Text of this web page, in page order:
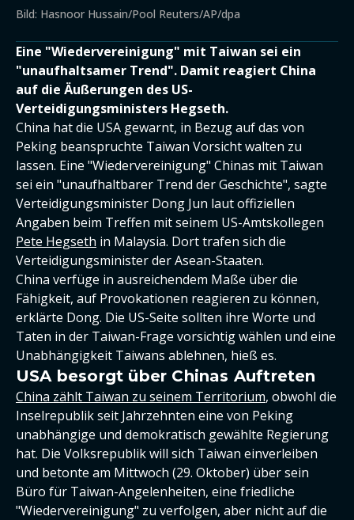
Bild: Hasnoor Hussain/Pool Reuters/AP/dpa
Eine "Wiedervereinigung" mit Taiwan sei ein
"unaufhaltsamer Trend". Damit reagiert China
auf die Äußerungen des US-
Verteidigungsministers Hegseth.
China hat die USA gewarnt, in Bezug auf das von
Peking beanspruchte Taiwan Vorsicht walten zu
lassen. Eine "Wiedervereinigung" Chinas mit Taiwan
sei ein "unaufhaltbarer Trend der Geschichte", sagte
Verteidigungsminister Dong Jun laut offiziellen
Angaben beim Treffen mit seinem US-Amtskollegen
Pete Hegseth in Malaysia. Dort trafen sich die
Verteidigungsminister der Asean-Staaten.
China verfüge in ausreichendem Maße über die
Fähigkeit, auf Provokationen reagieren zu können,
erklärte Dong. Die US-Seite sollten ihre Worte und
Taten in der Taiwan-Frage vorsichtig wählen und eine
Unabhängigkeit Taiwans ablehnen, hieß es.
USA besorgt über Chinas Auftreten
China zählt Taiwan zu seinem Territorium, obwohl die
Inselrepublik seit Jahrzehnten eine von Peking
unabhängige und demokratisch gewählte Regierung
hat. Die Volksrepublik will sich Taiwan einverleiben
und betonte am Mittwoch (29. Oktober) über sein
Büro für Taiwan-Angelenheiten, eine friedliche
"Wiedervereinigung" zu verfolgen, aber nicht auf die